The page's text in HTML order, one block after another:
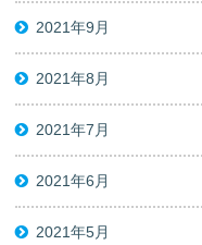
2021年9月
2021年8月
2021年7月
2021年6月
2021年5月